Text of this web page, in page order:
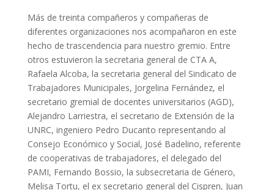
Más de treinta compañeros y compañeras de
diferentes organizaciones nos acompañaron en este
hecho de trascendencia para nuestro gremio. Entre
otros estuvieron la secretaria general de CTA A,
Rafaela Alcoba, la secretaria general del Sindicato de
Trabajadores Municipales, Jorgelina Fernández, el
secretario gremial de docentes universitarios (AGD),
Alejandro Larriestra, el secretario de Extensión de la
UNRC, ingeniero Pedro Ducanto representando al
Consejo Económico y Social, José Badelino, referente
de cooperativas de trabajadores, el delegado del
PAMI, Fernando Bossio, la subsecretaria de Género,
Melisa Tortu, el ex secretario general del Cispren, Juan